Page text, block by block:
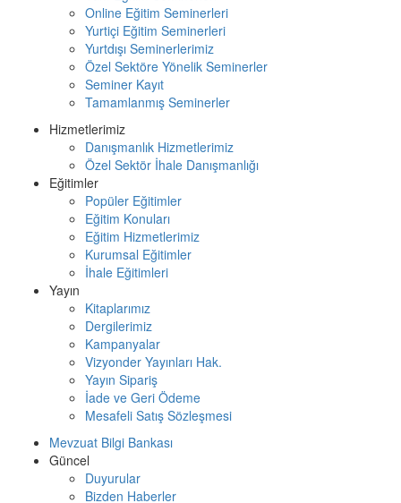
Online Eğitim Seminerleri
Yurtiçi Eğitim Seminerleri
Yurtdışı Seminerlerimiz
Özel Sektöre Yönelik Seminerler
Seminer Kayıt
Tamamlanmış Seminerler
Hizmetlerimiz
Danışmanlık Hizmetlerimiz
Özel Sektör İhale Danışmanlığı
Eğitimler
Popüler Eğitimler
Eğitim Konuları
Eğitim Hizmetlerimiz
Kurumsal Eğitimler
İhale Eğitimleri
Yayın
Kitaplarımız
Dergilerimiz
Kampanyalar
Vizyonder Yayınları Hak.
Yayın Sipariş
İade ve Geri Ödeme
Mesafeli Satış Sözleşmesi
Mevzuat Bilgi Bankası
Güncel
Duyurular
Bizden Haberler